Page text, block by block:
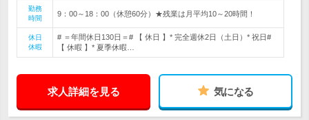
勤務
時間
9：00～18：00（休憩60分）★残業は月平均10～20時間！
休日
休暇
# ＝年間休日130日＝# 【 休日 】* 完全週休2日（土日）* 祝日#
【 休暇 】* 夏季休暇…
求人詳細を見る 気になる